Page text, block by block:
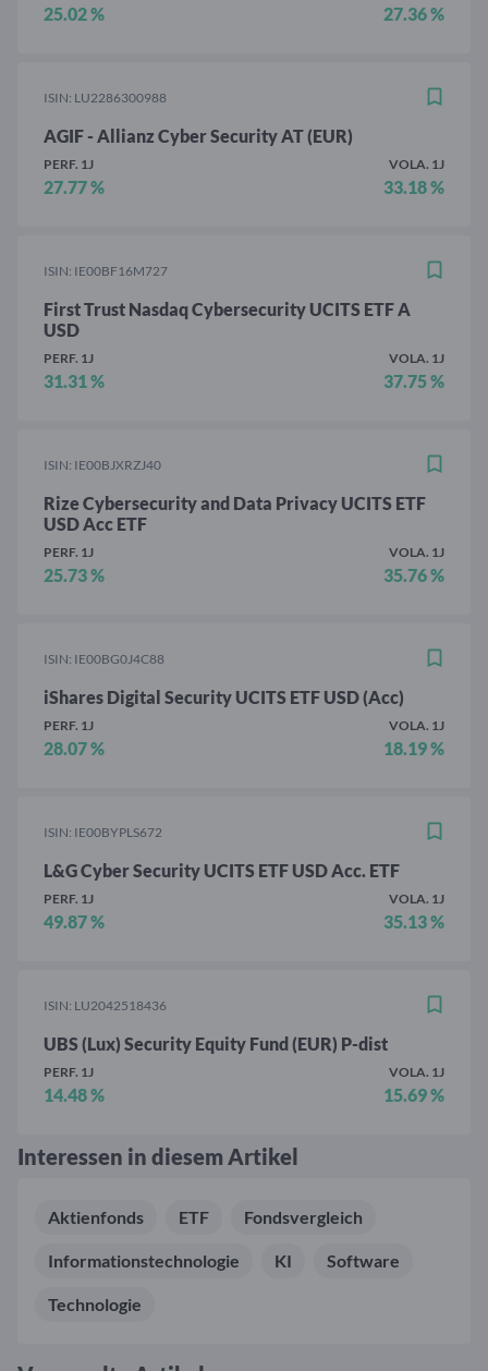
25.02 % 27.36 %
ISIN: LU2286300988
AGIF - Allianz Cyber Security AT (EUR)
PERF. 1J
27.77 %
VOLA. 1J
33.18 %
ISIN: IE00BF16M727
First Trust Nasdaq Cybersecurity UCITS ETF A
USD
PERF. 1J
31.31 %
VOLA. 1J
37.75 %
ISIN: IE00BJXRZJ40
Rize Cybersecurity and Data Privacy UCITS ETF
USD Acc ETF
PERF. 1J
25.73 %
VOLA. 1J
35.76 %
ISIN: IE00BG0J4C88
iShares Digital Security UCITS ETF USD (Acc)
PERF. 1J
28.07 %
VOLA. 1J
18.19 %
ISIN: IE00BYPLS672
L&G Cyber Security UCITS ETF USD Acc. ETF
PERF. 1J
49.87 %
VOLA. 1J
35.13 %
ISIN: LU2042518436
UBS (Lux) Security Equity Fund (EUR) P-dist
PERF. 1J
14.48 %
VOLA. 1J
15.69 %
Interessen in diesem Artikel
Aktienfonds ETF Fondsvergleich
Informationstechnologie KI Software
Technologie